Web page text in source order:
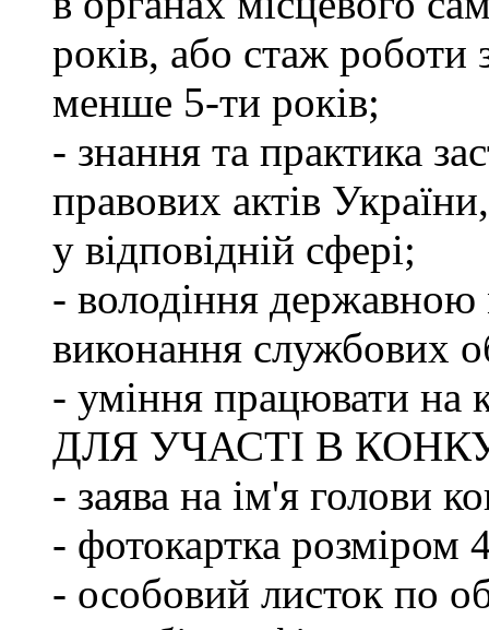
років, або стаж
менше 5-ти років;
- знання та практика
правових актів
у відповідній сфері;
- володіння державною
виконання службових
- уміння працювати на
ДЛЯ УЧАСТІ В
- заява на ім'я голови
- фотокартка розміром
- особовий листок по